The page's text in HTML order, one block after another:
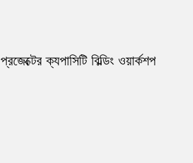
ক্যপাসিটি বিল্ডিং ওয়ার্কশপ